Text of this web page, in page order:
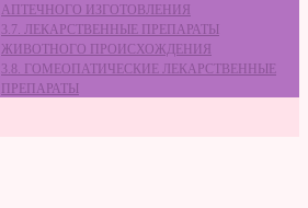
АПТЕЧНОГО ИЗГОТОВЛЕНИЯ
3.7. ЛЕКАРСТВЕННЫЕ ПРЕПАРАТЫ
ЖИВОТНОГО ПРОИСХОЖДЕНИЯ
3.8. ГОМЕОПАТИЧЕСКИЕ ЛЕКАРСТВЕННЫЕ
ПРЕПАРАТЫ